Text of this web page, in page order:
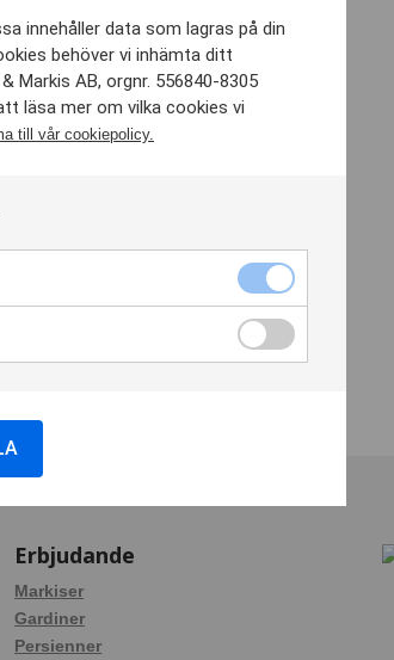
Erbjudande
Markiser
Gardiner
Persienner
innehåller data som lagras på din
behöver vi inhämta ditt
Markis AB, orgnr. 556840-8305
läsa mer om vilka cookies vi
till vår cookiepolicy.